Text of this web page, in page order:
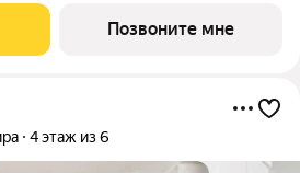
на
Позвоните мне
4 этаж из 6